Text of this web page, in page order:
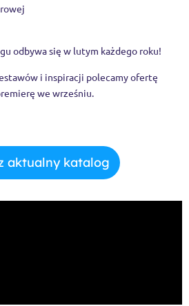
odbywa się w lutym każdego roku!
i inspiracji polecamy ofertę
we wrześniu.
aktualny katalog